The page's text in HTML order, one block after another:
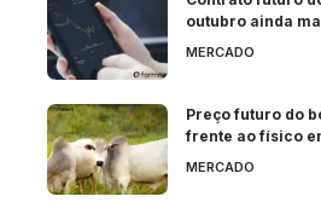
outubro ainda
MERCADO
Preço futuro do
frente ao físico
MERCADO